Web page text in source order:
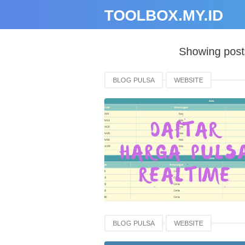
TOOLBOX.MY.ID
Showing
BLOG PULSA WEBSITE
BLOG PULSA WEBSITE